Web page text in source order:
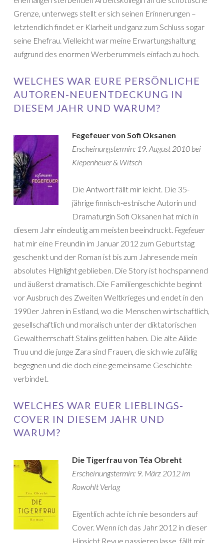
Grenze, unterwegs stellt er sich seinen Erinnerungen –
letztendlich findet er Klarheit und ganz zum Schluss sogar
seine Ehefrau. Vielleicht war meine Erwartungshaltung
aufgrund des enormen Werberummels einfach zu hoch.
WELCHES WAR EURE PERSÖNLICHE
AUTOREN-NEUENTDECKUNG IN
DIESEM JAHR UND WARUM?
Fegefeuer von Sofi Oksanen
Erscheinungstermin: 19. August 2010 bei
Kiepenheuer & Witsch
Die Antwort fällt mir leicht. Die 35-
jährige finnisch-estnische Autorin und
Dramaturgin Sofi Oksanen hat mich in
diesem Jahr eindeutig am meisten beeindruckt. Fegefeuer
hat mir eine Freundin im Januar 2012 zum Geburtstag
geschenkt und der Roman ist bis zum Jahresende mein
absolutes Highlight geblieben. Die Story ist hochspannend
und äußerst dramatisch. Die Familiengeschichte beginnt
vor Ausbruch des Zweiten Weltkrieges und endet in den
1990er Jahren in Estland, wo die Menschen wirtschaftlich,
gesellschaftlich und moralisch unter der diktatorischen
Gewaltherrschaft Stalins gelitten haben. Die alte Aliide
Truu und die junge Zara sind Frauen, die sich wie zufällig
begegnen und die doch eine gemeinsame Geschichte
verbindet.
WELCHES WAR EUER LIEBLINGS-
COVER IN DIESEM JAHR UND
WARUM?
Die Tigerfrau von Téa Obreht
Erscheinungstermin: 9. März 2012 im
Rowohlt Verlag
Eigentlich achte ich nie besonders auf
Cover. Wenn ich das Jahr 2012 in dieser
Hinsicht Revue passieren lasse, fällt mir